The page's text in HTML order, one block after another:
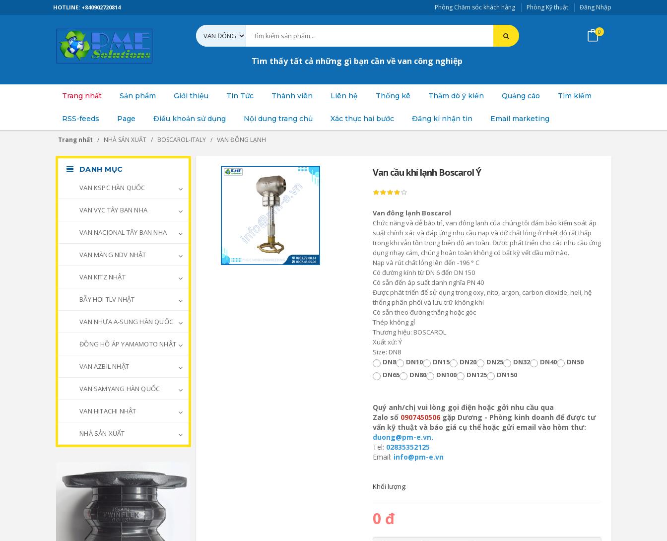
Phòng Chăm sóc khách hàng Phòng Kỹ thuật Đăng Nhập
HOTLINE: +840902720814
Tìm thấy tất cả những gì bạn cần về van công nghiệp
0
Trang nhất Sản phẩm Giới thiệu Tin Tức Thành viên Liên hệ Thống kê Thăm dò ý kiến Quảng cáo Tìm kiếm
RSS-feeds Page Điều khoản sử dụng Nội dung trang chủ Xác thực hai bước Đăng kí nhận tin Email marketing
Trang nhất NHÀ SẢN XUẤT BOSCAROL-ITALY VAN ĐÔNG LẠNH
Van cầu khí lạnh Boscarol Ý
Van đông lạnh Boscarol
Chức năng và dễ bảo trì, van đông lạnh của chúng tôi đảm bảo kiểm soát áp
suất chính xác và đáp ứng nhu cầu nạp và dỡ chất lỏng ở nhiệt độ rất thấp
trong khi vẫn tôn trọng biên độ an toàn. Được phát triển cho các nhu cầu ứng
dụng nhạy cảm, chúng hoàn toàn không có bất kỳ vết dầu mỡ nào.
Nạp và rút chất lỏng lên đến -196 ° C
Có đường kính từ DN 6 đến DN 150
Có sẵn đến áp suất danh nghĩa PN 40
Được phát triển để sử dụng trong oxy, nitơ, argon, carbon dioxide, heli, hệ
thống phân phối và lưu trữ không khí
Có sẵn theo đường thẳng hoặc góc
Thép không gỉ
Thương hiệu: BOSCAROL
Xuất xứ: Ý
Size: DN8
DN8
DN10 DN15 DN20 DN25 DN32 DN40
DN50
DN65
DN80 DN100 DN125 DN150
Quý anh/chị vui lòng gọi điện hoặc gởi nhu cầu qua
Zalo số 0907450506 gặp Dương - Phòng kinh doanh để được tư
vấn kỹ thuật và báo giá cụ thể hoặc gửi email vào hòm thư:
duong@pm-e.vn.
Tel: 02835352125
Email: info@pm-e.vn
Khối lượng:
0 đ
DANH MỤC
VAN KSPC HÀN QUỐC
VAN VYC TÂY BAN NHA
VAN NACIONAL TÂY BAN NHA
VAN MÀNG NDV NHẬT
VAN KITZ NHẬT
BẪY HƠI TLV NHẬT
VAN NHỰA A-SUNG HÀN QUỐC
ĐỒNG HỒ ÁP YAMAMOTO NHẬT
VAN AZBIL NHẬT
VAN SAMYANG HÀN QUỐC
VAN HITACHI NHẬT
NHÀ SẢN XUẤT